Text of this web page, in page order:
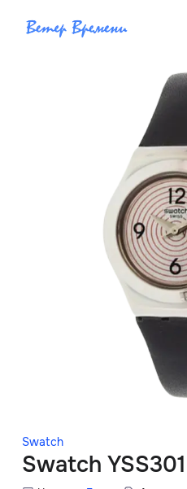
Swatch
Swatch YSS301
Каталог
Мужские
Женские
Скидки